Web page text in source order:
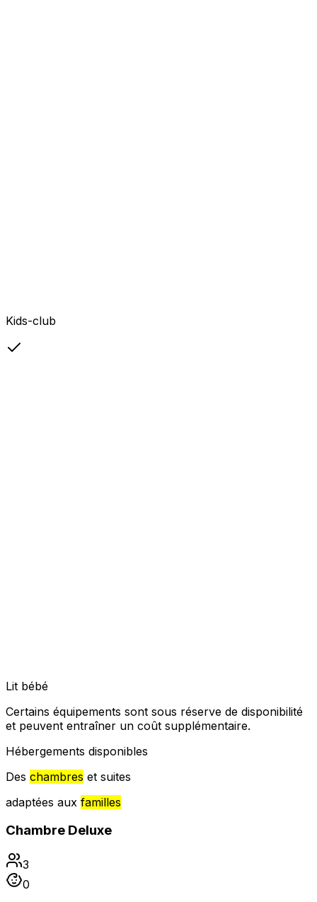
Kids-club
Lit bébé
Certains équipements sont sous réserve de disponibilité
et peuvent entraîner un coût supplémentaire.
Hébergements disponibles
Des chambres et suites
adaptées aux familles
Chambre Deluxe
3
0